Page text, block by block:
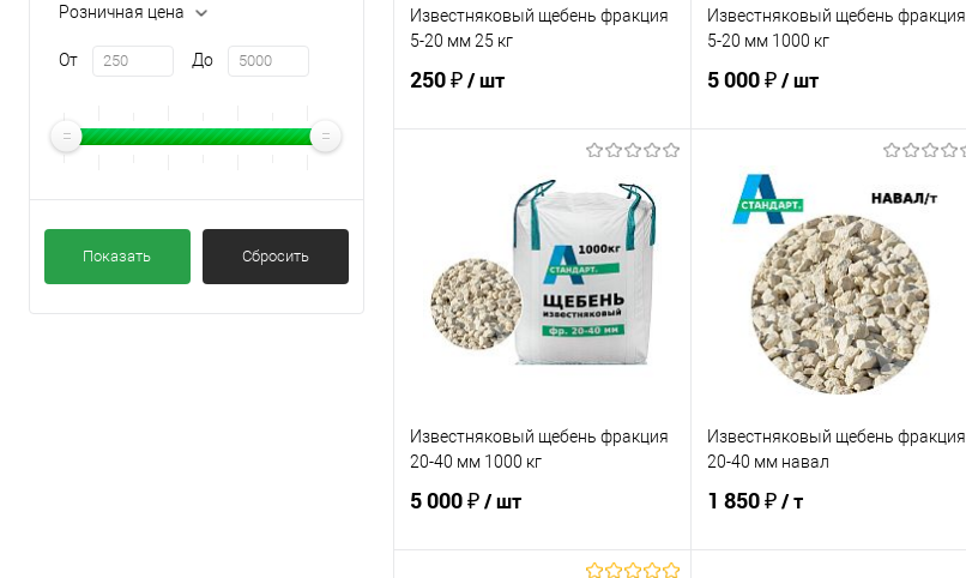
Розничная цена
От До
Показать Сбросить
Известняковый щебень фракция
5-20 мм 25 кг
250 ₽/ шт
В корзину
Купить в 1 клик
Сравнение
В избранное
В наличии
Известняковый щебень фракция
5-20 мм 1000 кг
5 000 ₽/ шт
Купить в 1 клик
Сравнение
В избранное
В наличии
Известняковый щебень фракция
20-40 мм 1000 кг
5 000 ₽/ шт
Известняковый щебень фракция
20-40 мм навал
1 850 ₽/ т